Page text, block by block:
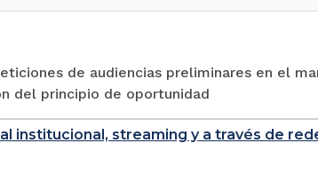
de audiencias preliminares en el
del principio de oportunidad
institucional, streaming y a través de